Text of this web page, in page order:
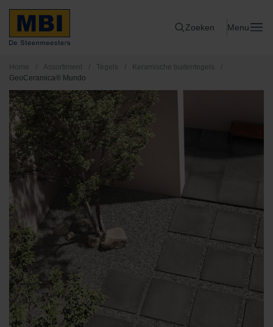
Zoeken Menu
Home / Assortiment / Tegels / Keramische buitentegels
/
GeoCeramica® Mundo